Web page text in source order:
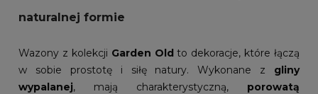
naturalnej formie
Wazony z kolekcji Garden Oldto dekoracje, które łączą
w sobie prostotę i siłę natury. Wykonane z gliny
wypalanej, mają charakterystyczną, porowatą